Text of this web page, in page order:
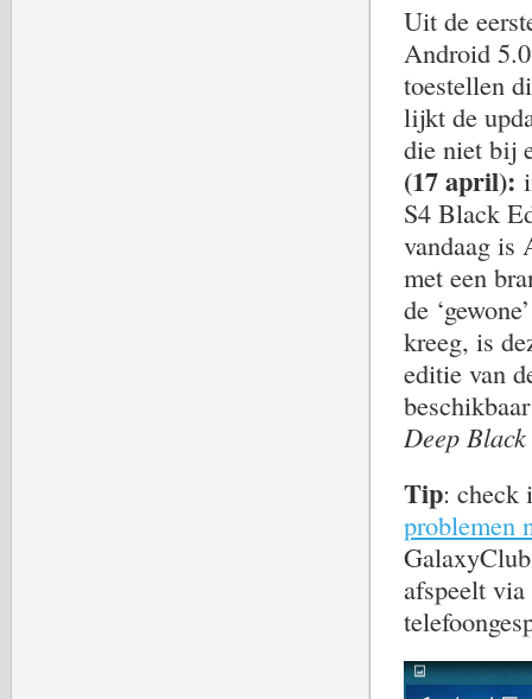
Uit de
Android
toestellen
lijkt de
die niet bij
(17 april):
S4 Black
vandaag is
met een
de
kreeg, is
editie van
Deep Black
Tip: check
problemen
afspeelt